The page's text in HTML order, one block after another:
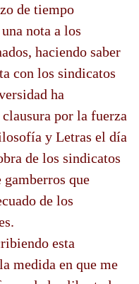
de tiempo
nota a los
haciendo saber
con los sindicatos
ha
por la fuerza
y Letras el día
de los sindicatos
gamberros que
de los
esta
medida en que me